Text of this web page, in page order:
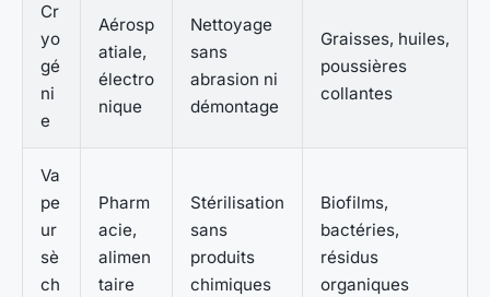
Cr
yo
gé
ni
e
Aérosp
atiale,
électro
nique
Nettoyage
sans
abrasion ni
démontage
Graisses, huiles,
poussières
collantes
Va
pe
ur
sè
ch
Pharm
acie,
alimen
taire
Stérilisation
sans
produits
chimiques
Biofilms,
bactéries,
résidus
organiques